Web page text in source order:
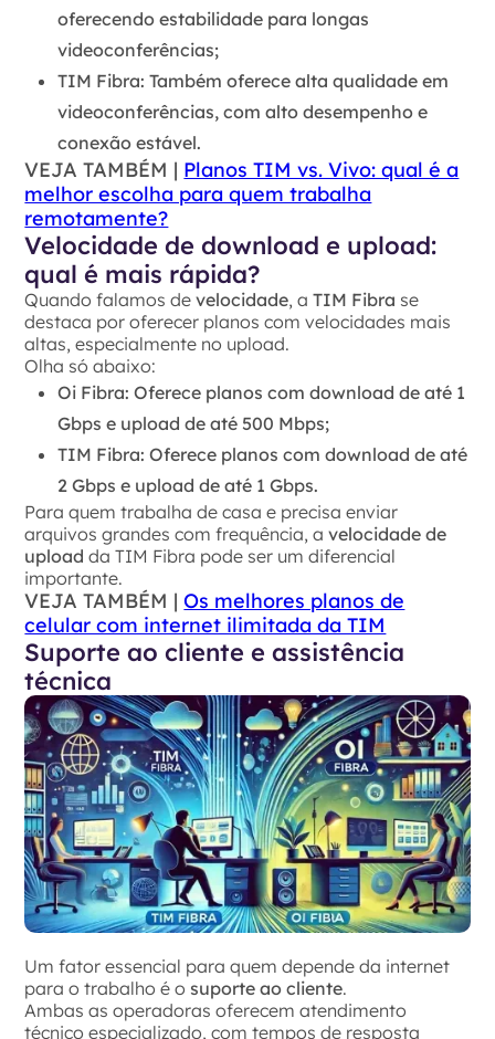
oferecendo estabilidade para longas
videoconferências;
TIM Fibra: Também oferece alta qualidade em
videoconferências, com alto desempenho e
conexão estável.
VEJA TAMBÉM | Planos TIM vs. Vivo: qual é a
melhor escolha para quem trabalha
remotamente?
Velocidade de download e upload:
qual é mais rápida?
Quando falamos develocidade, aTIM Fibra se
destaca por oferecer planos com velocidades mais
altas, especialmente no upload.
Olha só abaixo:
Oi Fibra: Oferece planos com download de até 1
Gbps e upload de até 500 Mbps;
TIM Fibra: Oferece planos com download de até
2 Gbps e upload de até 1 Gbps.
Para quem trabalha de casa e precisa enviar
arquivos grandes com frequência, avelocidade de
upload da TIM Fibra pode ser um diferencial
importante.
VEJA TAMBÉM |Os melhores planos de
celular com internet ilimitada da TIM
Suporte ao cliente e assistência
técnica
Um fator essencial para quem depende da internet
para o trabalho é o suporte ao cliente.
Ambas as operadoras oferecem atendimento
técnico especializado, com tempos de resposta